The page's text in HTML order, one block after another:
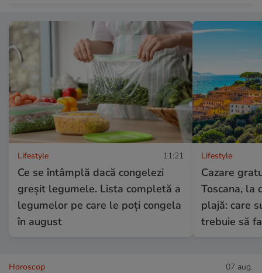
Lifestyle 11:21
Ce se întâmplă dacă congelezi
greșit legumele. Lista completă a
legumelor pe care le poți congela
în august
Lifestyle
Cazare
Toscana, la
plajă: care
trebuie să
Horoscop 07 aug.